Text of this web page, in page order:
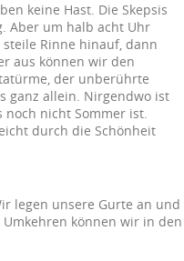
keine Hast. Die Skepsis
Aber um halb acht Uhr
Rinne hinauf, dann
aus können wir den
der unberührte
ganz allein. Nirgendwo ist
nicht Sommer ist.
durch die Schönheit
legen unsere Gurte an und
können wir in den